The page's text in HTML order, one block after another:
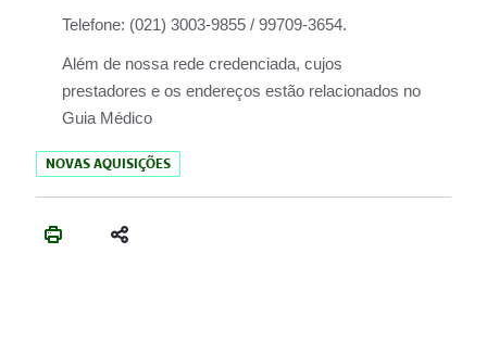
Telefone: (021) 3003-9855 / 99709-3654.
Além de nossa rede credenciada, cujos
prestadores e os endereços estão relacionados no
Guia Médico
NOVAS AQUISIÇÕES